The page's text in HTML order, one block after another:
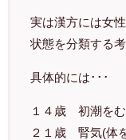
実は漢方には女
状態を分類する
具体的には･･･
１４歳 初潮を
２１歳 腎気(体